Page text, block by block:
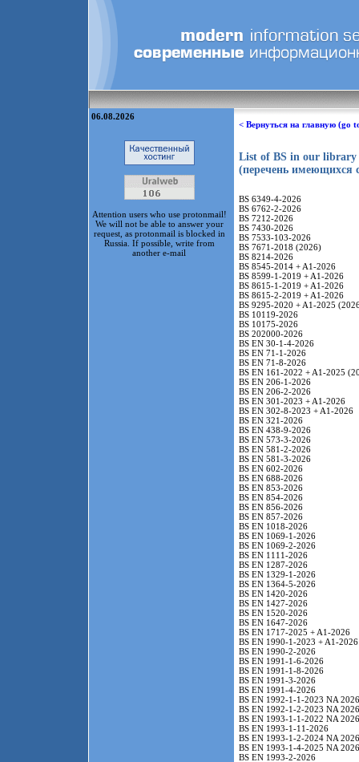
06.08.2026
Attention users who use protonmail!
We will not be able to answer your
request, as protonmail is blocked in
Russia. If possible, write from
another e-mail
< Вернуться на главную (go
List of BS in our library
(перечень имеющихся
BS 6349-4-2026
BS 6762-2-2026
BS 7212-2026
BS 7430-2026
BS 7533-103-2026
BS 7671-2018 (2026)
BS 8214-2026
BS 8545-2014 + A1-2026
BS 8599-1-2019 + A1-2026
BS 8615-1-2019 + A1-2026
BS 8615-2-2019 + A1-2026
BS 9295-2020 + A1-2025
BS 10119-2026
BS 10175-2026
BS 202000-2026
BS EN 30-1-4-2026
BS EN 71-1-2026
BS EN 71-8-2026
BS EN 161-2022 + A1-2025
BS EN 206-1-2026
BS EN 206-2-2026
BS EN 301-2023 + A1-2026
BS EN 302-8-2023 + A1-2026
BS EN 321-2026
BS EN 438-9-2026
BS EN 573-3-2026
BS EN 581-2-2026
BS EN 581-3-2026
BS EN 602-2026
BS EN 688-2026
BS EN 853-2026
BS EN 854-2026
BS EN 856-2026
BS EN 857-2026
BS EN 1018-2026
BS EN 1069-1-2026
BS EN 1069-2-2026
BS EN 1111-2026
BS EN 1287-2026
BS EN 1329-1-2026
BS EN 1364-5-2026
BS EN 1420-2026
BS EN 1427-2026
BS EN 1520-2026
BS EN 1647-2026
BS EN 1717-2025 + A1-2026
BS EN 1990-1-2023 + A1-2026
BS EN 1990-2-2026
BS EN 1991-1-6-2026
BS EN 1991-1-8-2026
BS EN 1991-3-2026
BS EN 1991-4-2026
BS EN 1992-1-1-2023 NA 2026
BS EN 1992-1-2-2023 NA 2026
BS EN 1993-1-1-2022 NA 2026
BS EN 1993-1-11-2026
BS EN 1993-1-2-2024 NA 2026
BS EN 1993-1-4-2025 NA 2026
BS EN 1993-2-2026